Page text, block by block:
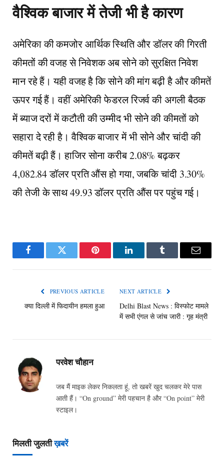
वैश्विक बाजार में तेजी भी है कारण
अमेरिका की कमजोर आर्थिक स्थिति और डॉलर की गिरती
कीमतों की वजह से निवेशक अब सोने को सुरक्षित निवेश
मान रहे हैं। यही वजह है कि सोने की मांग बढ़ी है और कीमतें
ऊपर गई हैं। वहीं अमेरिकी फेडरल रिजर्व की अगली बैठक
में ब्याज दरों में कटौती की उम्मीद भी सोने की कीमतों को
सहारा दे रही है। वैश्विक बाजार में भी सोने और चांदी की
कीमतें बढ़ी हैं। हाजिर सोना करीब 2.08% बढ़कर
4,082.84 डॉलर प्रति औंस हो गया, जबकि चांदी 3.30%
की तेजी के साथ 49.93 डॉलर प्रति औंस पर पहुंच गई।
FacebookTwitter Pinterest LinkedInTumblr Email
PREVIOUS ARTICLE
क्या दिल्ली में फिदायीन हमला हुआ
NEXT ARTICLE
Delhi Blast News : विस्फोट मामले
में सभी एंगल से जांच जारी : गृह मंत्री
परवेश चौहान
जब मैं माइक लेकर निकलता हूं, तो खबरें खुद चलकर मेरे पास
आती हैं। “On ground” मेरी पहचान है और “On point” मेरी
स्टाइल।
मिलती जुलतीख़बरें